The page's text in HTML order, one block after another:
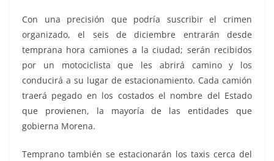
Con una precisión que podría suscribir el crimen
organizado, el seis de diciembre entrarán desde
temprana hora camiones a la ciudad; serán recibidos
por un motociclista que les abrirá camino y los
conducirá a su lugar de estacionamiento. Cada camión
traerá pegado en los costados el nombre del Estado
que provienen, la mayoría de las entidades que
gobierna Morena.
Temprano también se estacionarán los taxis cerca del